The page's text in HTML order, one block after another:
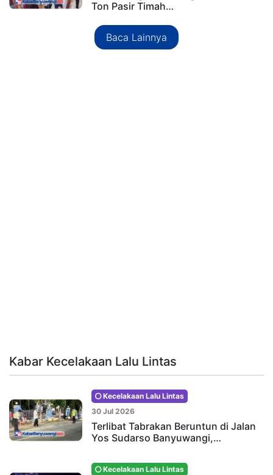
Ton Pasir Timah…
Baca Lainnya
Kabar Kecelakaan Lalu Lintas
Kecelakaan Lalu Lintas
30 Jul 2026
Terlibat Tabrakan Beruntun di Jalan
Yos Sudarso Banyuwangi,…
Kecelakaan Lalu Lintas